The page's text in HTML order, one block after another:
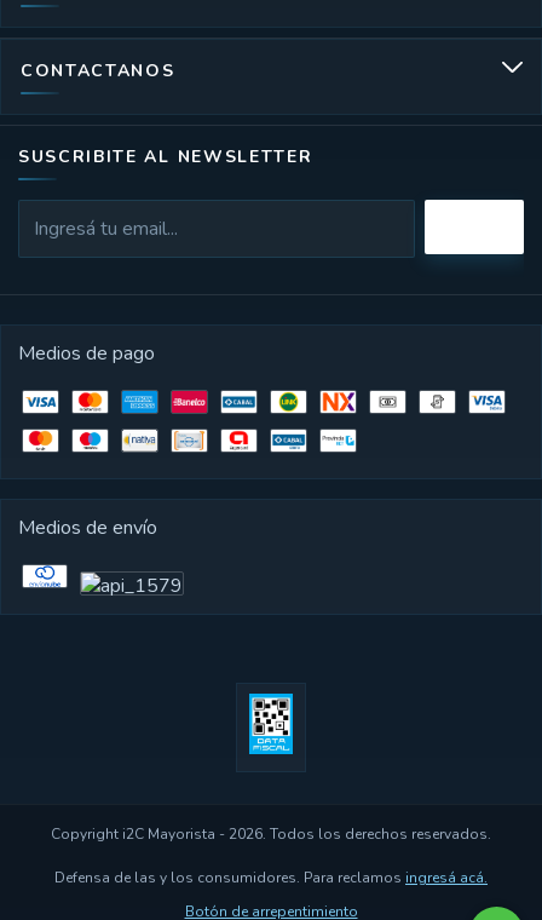
CONTACTANOS
SUSCRIBITE AL NEWSLETTER
Medios de pago
Medios de envío
Copyright i2C Mayorista - 2026. Todos los derechos reservados.
Defensa de las y los consumidores. Para reclamos ingresá acá.
Botón de arrepentimiento